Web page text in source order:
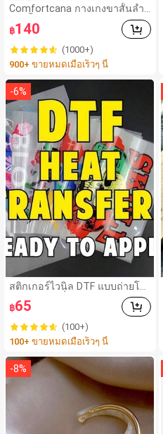
Comfortcana กางเกงขาสั้นลำล
องสีพื้น แต่งลูกไม้ต่อผ้า ผูกปม สำ
หรับฤดูร้อนและวันพักผ่อน
฿140
(1000+)
900+ ขายหมดเมื่อเร็วๆ นี้
-6%
สติกเกอร์ไวนิล DTF แบบถ่ายโอ
นความร้อนที่ปรับแต่งได้ในขนา
ดต่างๆ สำหรับเสื้อยืด, เสื้อฮู้ด, แจ็
คเก็ต, หมวก, กระเป๋าผ้า, ติดง่าย
บนผ้า, การพิมพ์ DTF สีเต็มแบบ
กำหนดเอง, อุปกรณ์แฟนคลับ DI
ดติด
฿65
(100+)
100+ ขายหมดเมื่อเร็วๆ นี้
-8%